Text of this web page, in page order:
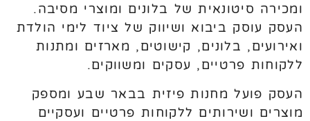
ומכירה סיטונאית של בלונים ומוצרי מסיבה.
העסק עוסק ביבוא ושיווק של ציוד לימי הולדת
ואירועים, בלונים, קישוטים, מארזים ומתנות
ללקוחות פרטיים, עסקים ומשווקים.
העסק פועל מחנות פיזית בבאר שבע ומספק
מוצרים ושירותים ללקוחות פרטיים ועסקיים